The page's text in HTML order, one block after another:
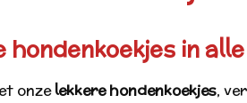
hondenkoekjes in
onzelekkere hondenkoekjes,